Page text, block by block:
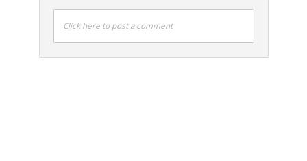
Click here to post a comment